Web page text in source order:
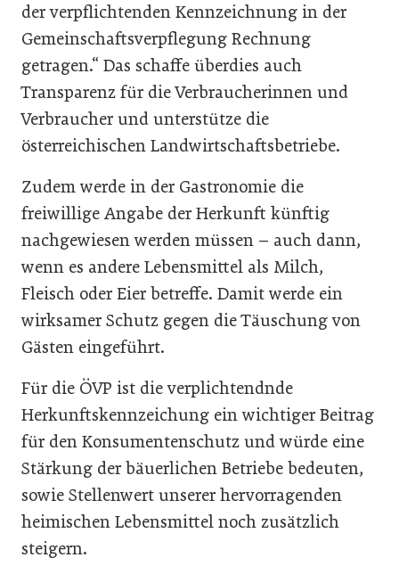
der verpflichtenden Kennzeichnung in der
Gemeinschaftsverpflegung Rechnung
getragen.“ Das schaffe überdies auch
Transparenz für die Verbraucherinnen und
Verbraucher und unterstütze die
österreichischen Landwirtschaftsbetriebe.
Zudem werde in der Gastronomie die
freiwillige Angabe der Herkunft künftig
nachgewiesen werden müssen – auch dann,
wenn es andere Lebensmittel als Milch,
Fleisch oder Eier betreffe. Damit werde ein
wirksamer Schutz gegen die Täuschung von
Gästen eingeführt.
Für die ÖVP ist die verplichtendnde
Herkunftskennzeichung ein wichtiger Beitrag
für den Konsumentenschutz und würde eine
Stärkung der bäuerlichen Betriebe bedeuten,
sowie Stellenwert unserer hervorragenden
heimischen Lebensmittel noch zusätzlich
steigern.